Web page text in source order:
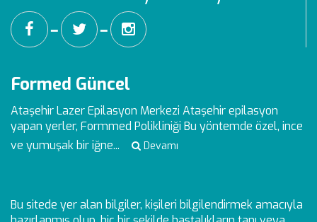
━ ━
Formed Güncel
Ataşehir Lazer Epilasyon Merkezi Ataşehir epilasyon
yapan yerler, Formmed Polikliniği Bu yöntemde özel, ince
ve yumuşak bir iğne...
Devamı
Bu sitede yer alan bilgiler, kişileri bilgilendirmek amacıyla